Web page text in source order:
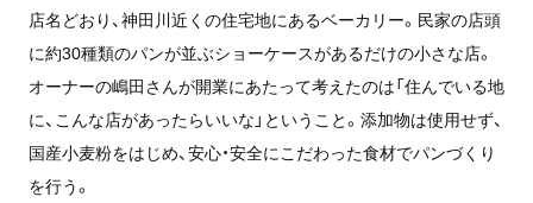
店名どおり、神田川近くの住宅地にあるベーカリー。民家の店頭
に約30種類のパンが並ぶショーケースがあるだけの小さな店。
オーナーの嶋田さんが開業にあたって考えたのは「住んでいる地
に、こんな店があったらいいな」ということ。添加物は使用せず、
国産小麦粉をはじめ、安心・安全にこだわった食材でパンづくり
を行う。